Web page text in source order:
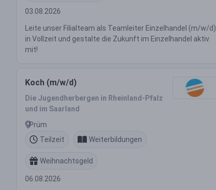
03.08.2026
Leite unser Filialteam als Teamleiter Einzelhandel (m/w/d)
in Vollzeit und gestalte die Zukunft im Einzelhandel aktiv
mit!
Koch (m/w/d)
Die Jugendherbergen in Rheinland-Pfalz
und im Saarland
Prüm
Teilzeit
Weiterbildungen
Weihnachtsgeld
06.08.2026